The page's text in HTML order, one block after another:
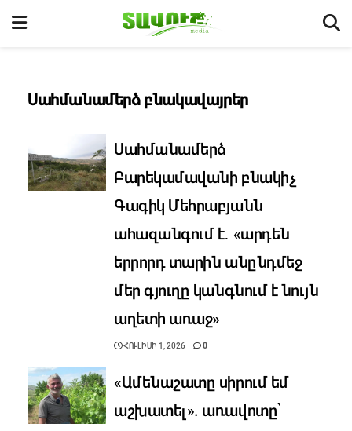
Սահմանամերձ բնակավայրեր
Սահմանամերձ
Բարեկամավանի բնակիչ
Գագիկ Մեհրաբյանն
ահազանգում է․ «արդեն
երրորդ տարին անընդմեջ
մեր գյուղը կանգնում է նույն
աղետի առաջ»
ՀՈՒԼԻՍԻ 1, 2026 0
«Ամենաշատը սիրում եմ
աշխատել». առավոտը՝